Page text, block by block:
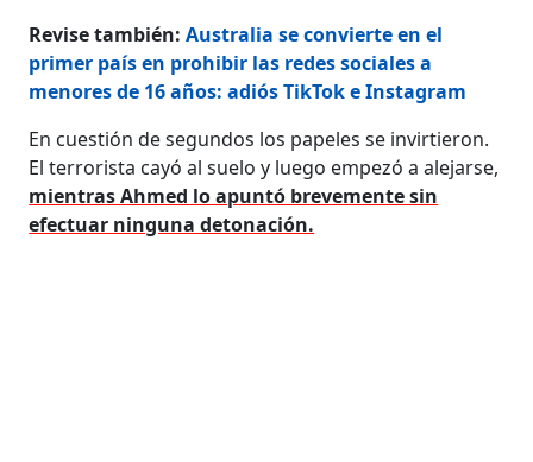
Revise también:Australia se convierte en el
primer país en prohibir las redes sociales a
menores de 16 años: adiós TikTok e Instagram
En cuestión de segundos los papeles se invirtieron.
El terrorista cayó al suelo y luego empezó a alejarse,
mientras Ahmed lo apuntó brevemente sin
efectuar ninguna detonación.